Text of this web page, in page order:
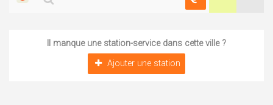
Il manque une station-service dans cette ville ?
Ajouter une station